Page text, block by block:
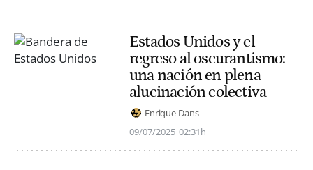
Estados Unidos y el
regreso al oscurantismo:
una nación en plena
alucinación colectiva
Enrique Dans
09/07/2025 02:31h